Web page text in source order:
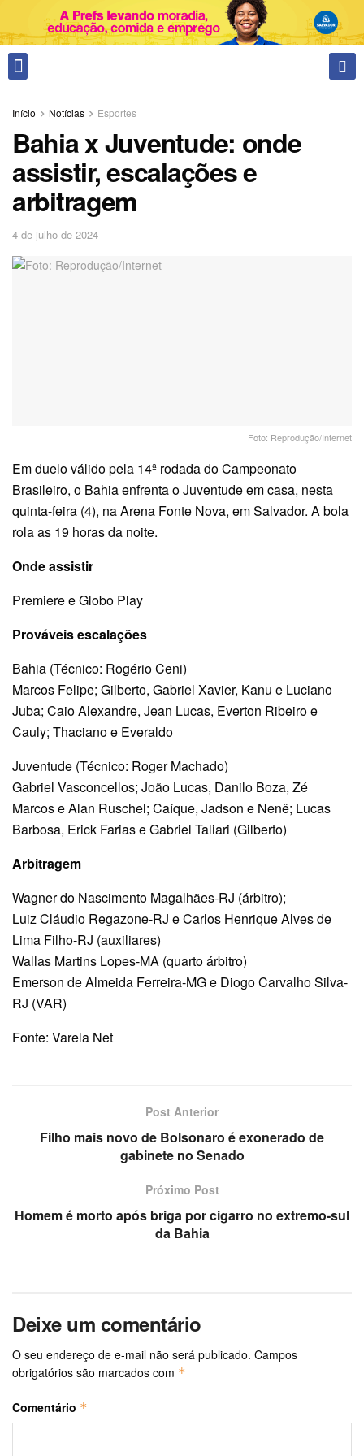
Início Notícias Esportes
Bahia x Juventude: onde
assistir, escalações e
arbitragem
4 de julho de 2024
Foto: Reprodução/Internet
Em duelo válido pela 14ª rodada do Campeonato
Brasileiro, o Bahia enfrenta o Juventude em casa, nesta
quinta-feira (4), na Arena Fonte Nova, em Salvador. A bola
rola as 19 horas da noite.
Onde assistir
Premiere e Globo Play
Prováveis escalações
Bahia (Técnico: Rogério Ceni)
Marcos Felipe; Gilberto, Gabriel Xavier, Kanu e Luciano
Juba; Caio Alexandre, Jean Lucas, Everton Ribeiro e
Cauly; Thaciano e Everaldo
Juventude (Técnico: Roger Machado)
Gabriel Vasconcellos; João Lucas, Danilo Boza, Zé
Marcos e Alan Ruschel; Caíque, Jadson e Nenê; Lucas
Barbosa, Erick Farias e Gabriel Taliari (Gilberto)
Arbitragem
Wagner do Nascimento Magalhães-RJ (árbitro);
Luiz Cláudio Regazone-RJ e Carlos Henrique Alves de
Lima Filho-RJ (auxiliares)
Wallas Martins Lopes-MA (quarto árbitro)
Emerson de Almeida Ferreira-MG e Diogo Carvalho Silva-
RJ (VAR)
Fonte: Varela Net
Post Anterior
Filho mais novo de Bolsonaro é exonerado de
gabinete no Senado
Próximo Post
Homem é morto após briga por cigarro no extremo-sul
da Bahia
Deixe um comentário
O seu endereço de e-mail não será publicado. Campos
obrigatórios são marcados com *
Comentário *